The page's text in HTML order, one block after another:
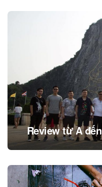
Review từ A